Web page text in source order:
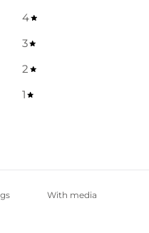
4
3
2
1
With media